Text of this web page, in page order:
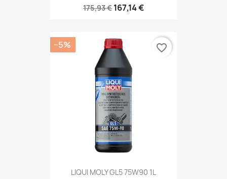
175,93 € 167,14 €
LIQUI MOLY GL5 75W90 1L
−5% favorite_border